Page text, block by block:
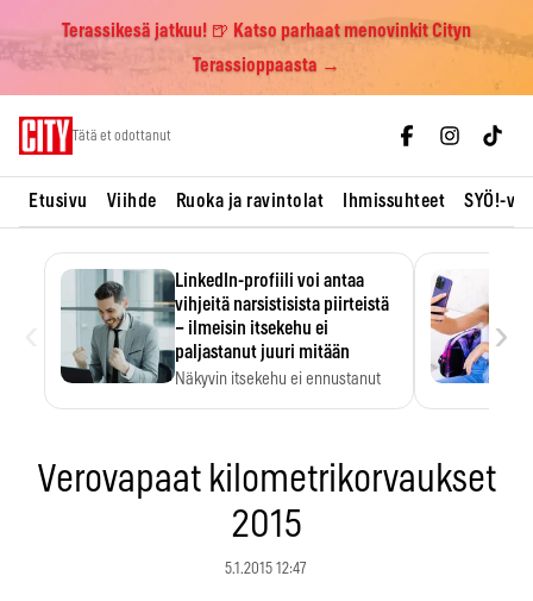
Terassikesä jatkuu! 🍺 Katso parhaat menovinkit Cityn
Terassioppaasta →
Tätä et odottanut
Etusivu Viihde Ruoka ja ravintolat Ihmissuhteet SYÖ!-
LinkedIn-profiili voi antaa
vihjeitä narsistisista piirteistä
– ilmeisin itsekehu ei
paljastanut juuri mitään
Näkyvin itsekehu ei ennustanut
›
Verovapaat kilometrikorvaukset
2015
5.1.2015 12:47